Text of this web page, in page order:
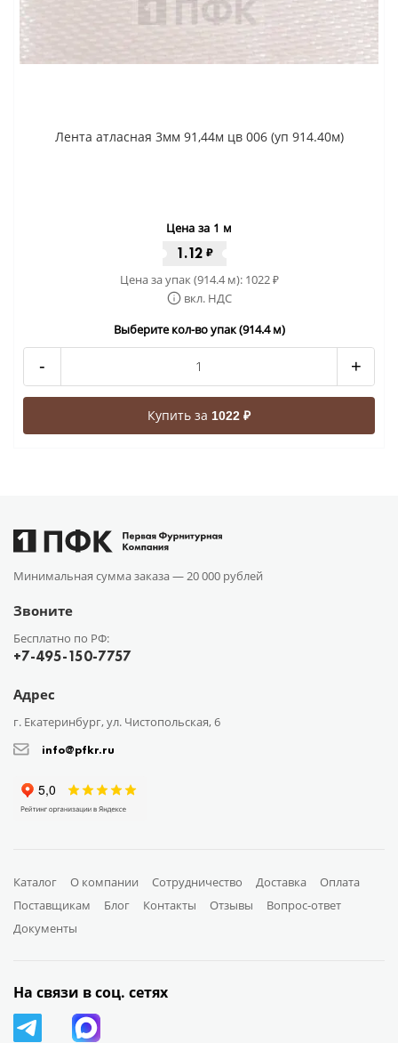
Лента атласная 3мм 91,44м цв 006 (уп 914.40м)
Цена за 1 м
1.12 ₽
Цена за упак (914.4 м): 1022₽
вкл. НДС
Выберите кол-во упак (914.4 м)
- +
Купить за 1022 ₽
Минимальная сумма заказа — 20 000 рублей
Звоните
Бесплатно по РФ:
+7-495-150-7757
Адрес
г. Екатеринбург, ул. Чистопольская, 6
info@pfkr.ru
Каталог О компании Сотрудничество Доставка
Оплата
Поставщикам
Блог Контакты Отзывы
Вопрос-ответ
Документы
На связи в соц. сетях